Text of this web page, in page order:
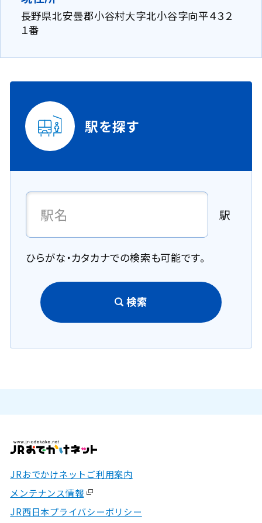
長野県北安曇郡小谷村大字北小谷字向平４３２
１番
駅を探す
駅
ひらがな・カタカナでの検索も可能です。
検索
JRおでかけネットご利用案内
メンテナンス情報
JR西日本プライバシーポリシー